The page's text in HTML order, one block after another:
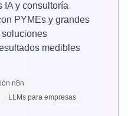
IA y consultoría
PYMEs y grandes
medibles
n8n
LLMs para empresas